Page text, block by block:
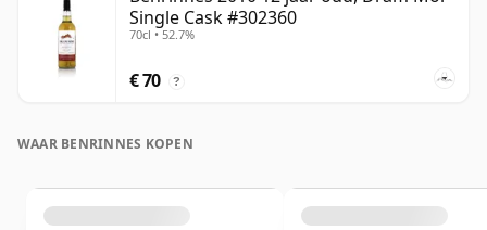
Single Cask #302360
70cl • 52.7%
€ 70 ?
WAAR BENRINNES KOPEN